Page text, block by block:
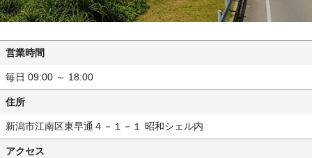
営業時間
毎日 09:00 ～ 18:00
住所
新潟市江南区東早通４－１－１ 昭和シェル内
アクセス